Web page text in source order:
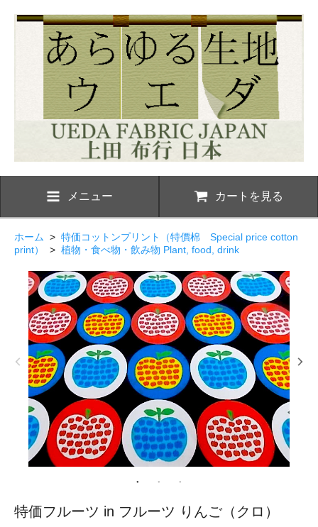
メニュー カートを見る
ホーム > 特価コットンプリント（特價棉 Special price cotton
print）
> 植物・食べ物・飲み物 Plant, food, drink
特価フルーツ in フルーツ りんご（クロ）